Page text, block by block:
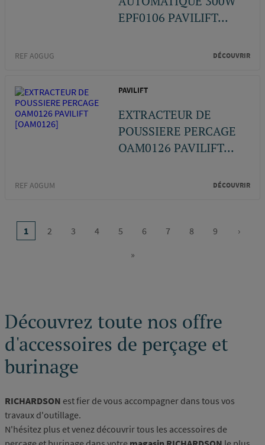
EPF0106 PAVILIFT...
REF A0GUG DÉCOUVRIR
PAVILIFT
EXTRACTEUR DE
POUSSIERE PERCAGE
OAM0126 PAVILIFT...
REF A0GUM DÉCOUVRIR
Page
1 Page
2 Page
3 Page
4 Page
5 Page
6 Page
7 Page
8 Page
9
Page
›
Dernière
»
Découvrez toute nos offre
d'accessoires de perçage et
burinage
RICHARDSON est fier de vous accompagner dans tous vos
travaux d'outillage.
N'hésitez plus et venez découvrir tous les accessoires de